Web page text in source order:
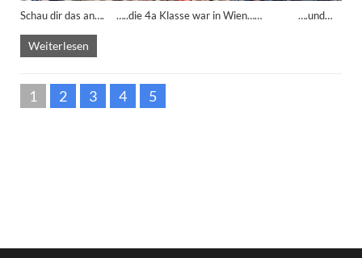
Schau dir das an…. …..die 4a Klasse war in Wien…… ….und…
Weiterlesen
1 2 3 4 5